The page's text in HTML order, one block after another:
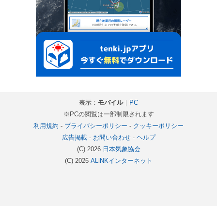
表示： モバイル｜
PC
※PCの閲覧は一部制限されます
利用規約 - プライバシーポリシー - クッキーポリシー
広告掲載- お問い合わせ- ヘルプ
(C) 2026 日本気象協会
(C) 2026 ALiNKインターネット